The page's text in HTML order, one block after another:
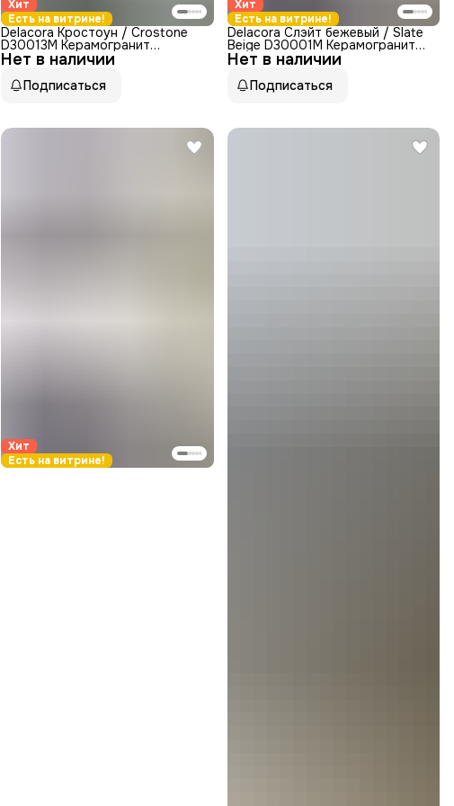
Хит
Есть на витрине!
Нет в наличии
Delacora Кростоун / Crostone
D30013M Керамогранит
матовый карвинг 30x60
Подписаться
Хит
Есть на витрине!
Нет в наличии
Delacora Слэйт бежевый / Slate
Beige D30001M Керамогранит
матовый карвинг 30x60
Подписаться
Хит
Есть на витрине!